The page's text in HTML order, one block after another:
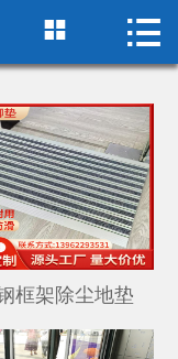
 首页
产品中心
新闻中心
厂房设备
 
框架除尘地垫